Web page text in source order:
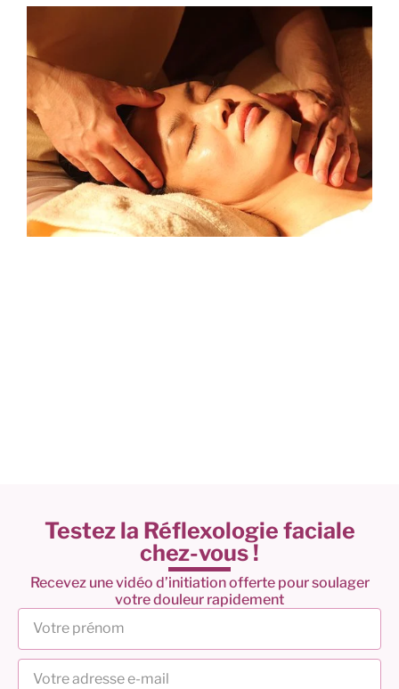
Testez la Réflexologie faciale
chez-vous !
Recevez une vidéo d’initiation offerte pour soulager
votre douleur rapidement